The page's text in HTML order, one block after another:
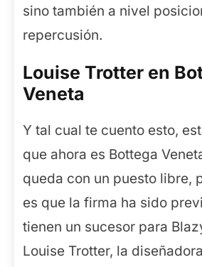
sino también a nivel
repercusión.
Louise Trotter en
Veneta
Y tal cual te cuento esto,
que ahora es Bottega
queda con un puesto libre,
es que la firma ha sido
tienen un sucesor para
Louise Trotter, la